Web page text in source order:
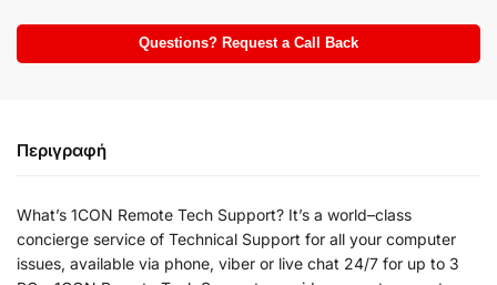
Questions? Request a Call Back
Περιγραφή
What’s 1CON Remote Tech Support? It’s a world–class
concierge service of Technical Support for all your computer
issues, available via phone, viber or live chat 24/7 for up to 3